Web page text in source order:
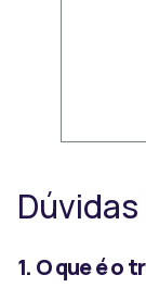
1. O que é